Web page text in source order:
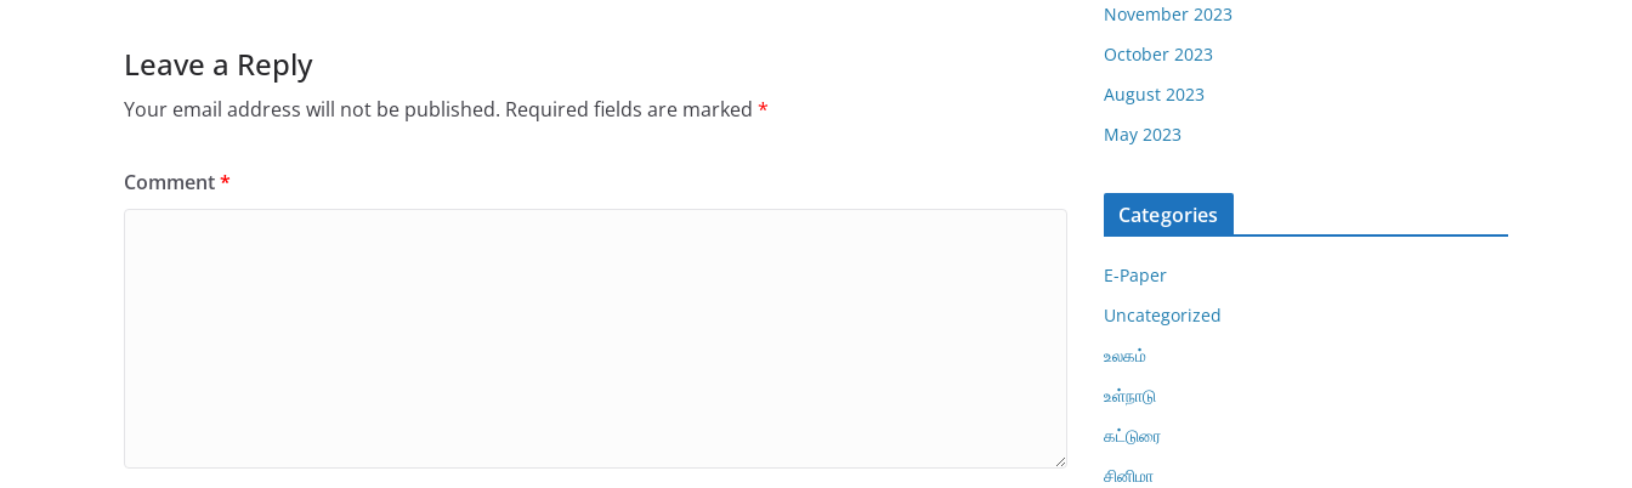
Leave a Reply
Your email address will not be published. Required fields are marked *
Comment*
November 2023
October 2023
August 2023
May 2023
Categories
E-Paper
Uncategorized
உலகம்
உள்நாடு
கட்டுரை
சினிமா